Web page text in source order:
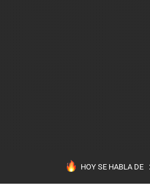
HOY SE HABLA DE